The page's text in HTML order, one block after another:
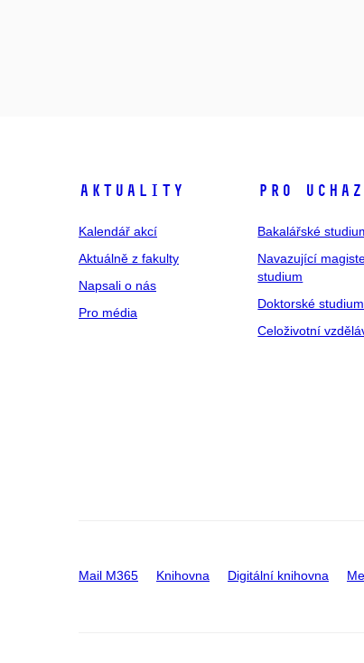
Aktuality
Kalendář akcí
Aktuálně z fakulty
Napsali o nás
Pro média
Pro
Bakalářské
Navazující
studium
Doktorské studium
Celoživotní
Mail M365 Knihovna Digitální knihovna